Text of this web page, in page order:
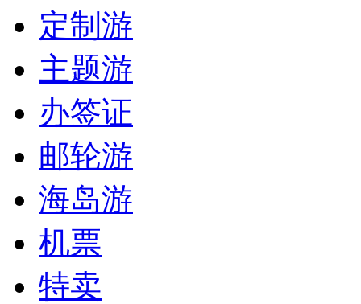
定制游
主题游
办签证
邮轮游
海岛游
机票
特卖